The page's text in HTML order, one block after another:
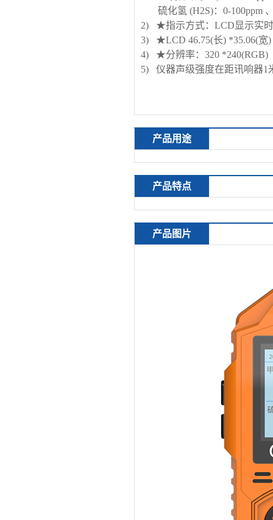
硫化氢 (H2S)：0-100ppm
2) ★指示方式：LCD显示实
3) ★LCD 46.75(长) *35.06(宽
4) ★分辨率：320 *240(RGB)
5) 仪器声级强度在距讯响器1
产品用途
产品特点
产品图片